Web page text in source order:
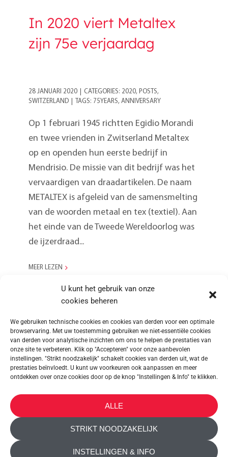
U kunt het gebruik van onze
cookies beheren
We gebruiken technische cookies en cookies van derden voor een optimale
browservaring. Met uw toestemming gebruiken we niet-essentiële cookies
van derden voor analytische inzichten om ons te helpen de prestaties van
onze site te verbeteren. Klik op "Accepteren" voor onze aanbevolen
instellingen. "Strikt noodzakelijk" schakelt cookies van derden uit, wat de
prestaties beïnvloedt. U kunt uw voorkeuren ook aanpassen en meer
ontdekken over onze cookies door op de knop "Instellingen & Info" te klikken.
ALLE
STRIKT NOODZAKELIJK
INSTELLINGEN & INFO
In 2020 viert Metaltex
zijn 75e verjaardag
28 JANUARI 2020 CATEGORIES: 2020, POSTS,
SWITZERLAND
TAGS: 75YEARS, ANNIVERSARY
Op 1 februari 1945 richtten Egidio Morandi
en twee vrienden in Zwitserland Metaltex
op en openden hun eerste bedrijf in
Mendrisio. De missie van dit bedrijf was het
vervaardigen van draadartikelen. De naam
METALTEX is afgeleid van de samensmelting
van de woorden metaal en tex (textiel). Aan
het einde van de Tweede Wereldoorlog was
de ijzerdraad...
MEER LEZEN
METALTEX SA © 2023 Powered by Ticyweb
PRIVACY VERKLARING